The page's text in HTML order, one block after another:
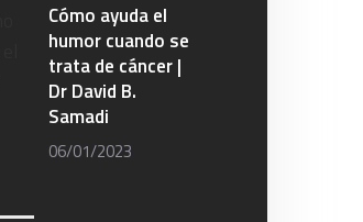
Cómo ayuda el
humor cuando se
trata de cáncer |
Dr David B.
Samadi
06/01/2023